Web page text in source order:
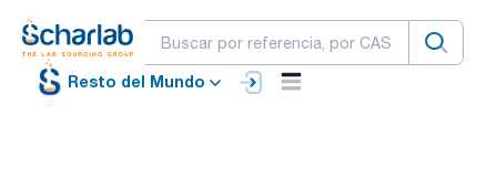
Resto del Mundo